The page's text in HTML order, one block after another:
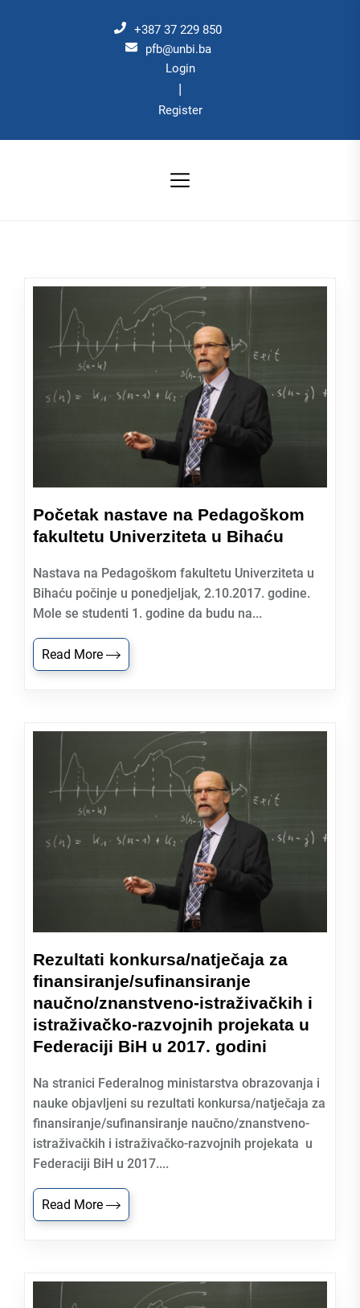
+387 37 229 850
pfb@unbi.ba
Login
|
Register
Početak nastave na Pedagoškom
fakultetu Univerziteta u Bihaću
Nastava na Pedagoškom fakultetu Univerziteta u
Bihaću počinje u ponedjeljak, 2.10.2017. godine.
Mole se studenti 1. godine da budu na...
Read More
Rezultati konkursa/natječaja za
finansiranje/sufinansiranje
naučno/znanstveno-istraživačkih i
istraživačko-razvojnih projekata u
Federaciji BiH u 2017. godini
Na stranici Federalnog ministarstva obrazovanja i
nauke objavljeni su rezultati konkursa/natječaja za
finansiranje/sufinansiranje naučno/znanstveno-
istraživačkih i istraživačko-razvojnih projekata u
Federaciji BiH u 2017....
Read More